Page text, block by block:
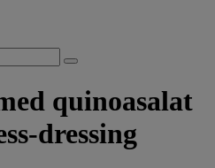
quinoasalat
dressing